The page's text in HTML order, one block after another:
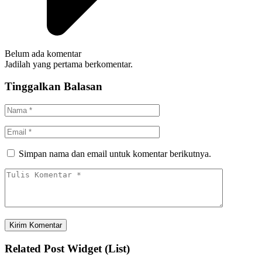
Belum ada komentar
Jadilah yang pertama berkomentar.
Tinggalkan Balasan
Simpan nama dan email untuk komentar berikutnya.
Related Post Widget (List)